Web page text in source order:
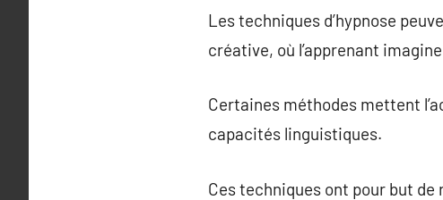
Les techniques d’hypnose
créative, où l’apprenant
Certaines méthodes mettent
capacités linguistiques.
Ces techniques ont pour but